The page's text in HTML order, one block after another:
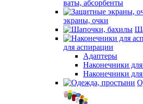
ваты, абсорбенты
экраны, очки
для аспирации
Адаптеры
Наконечники
Наконечники